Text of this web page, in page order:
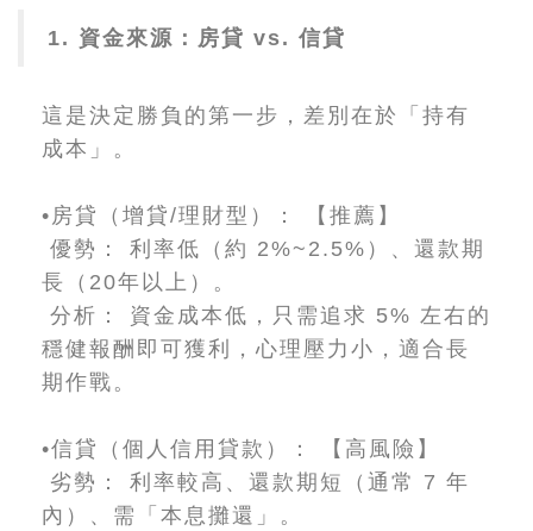
1. 資金來源：房貸 vs. 信貸
這是決定勝負的第一步，差別在於「持有
成本」。
•房貸（增貸/理財型）： 【推薦】
優勢： 利率低（約 2%~2.5%）、還款期
長（20年以上）。
分析： 資金成本低，只需追求 5% 左右的
穩健報酬即可獲利，心理壓力小，適合長
期作戰。
•信貸（個人信用貸款）： 【高風險】
劣勢： 利率較高、還款期短（通常 7 年
內）、需「本息攤還」。